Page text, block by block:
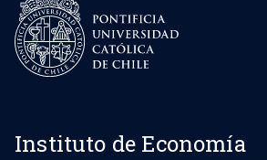
Instituto de Economía